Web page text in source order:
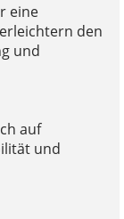
eine
den
und
auf
und